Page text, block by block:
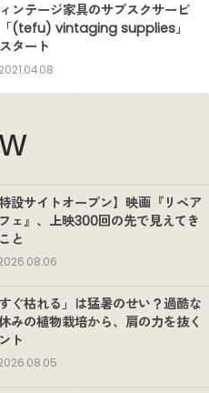
ンテージ家具のサブスクサービ
(tefu) vintaging supplies」
タート
2021.04.08
特設サイトオープン】映画『リペア
ェ』、上映300回の先で見えてき
と
すぐ枯れる」は猛暑のせい？過酷な
みの植物栽培から、肩の力を抜く
ト